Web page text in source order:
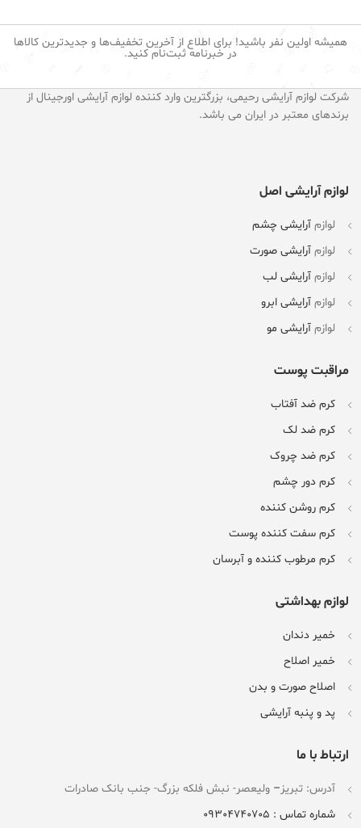
همیشه اولین نفر باشید! برای اطلاع از آخرین تخفیف‌ها و جدیدترین کالاها
در خبرنامه ثبت‌نام کنید.
شرکت لوازم آرایشی رحیمی، بزرگترین وارد کننده لوازم آرایشی اورجینال از
برندهای معتبر در ایران می باشد.
لوازم آرایشی اصل
لوازم آرایشی چشم
لوازم آرایشی صورت
لوازم آرایشی لب
لوازم آرایشی ابرو
لوازم آرایشی مو
مراقبت پوست
کرم ضد آفتاب
کرم ضد لک
کرم ضد چروک
کرم دور چشم
کرم روشن کننده
کرم سفت کننده پوست
کرم مرطوب کننده و آبرسان
لوازم بهداشتی
خمیر دندان
خمیر اصلاح
اصلاح صورت و بدن
پد و پنبه آرایشی
ارتباط با ما
آدرس: تبریز– ولیعصر- نبش فلکه بزرگ- جنب بانک صادرات
شماره تماس : 09304740705